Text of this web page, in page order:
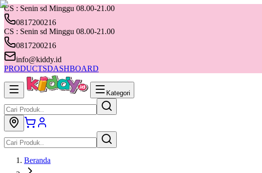
CS : Senin sd Minggu 08.00-21.00
0817200216
CS : Senin sd Minggu 08.00-21.00
0817200216
info@kiddy.id
PRODUCTSDASHBOARD
Kategori
Beranda